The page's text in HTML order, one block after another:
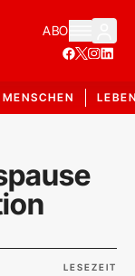
ABO
MENSCHEN
LESEZEIT